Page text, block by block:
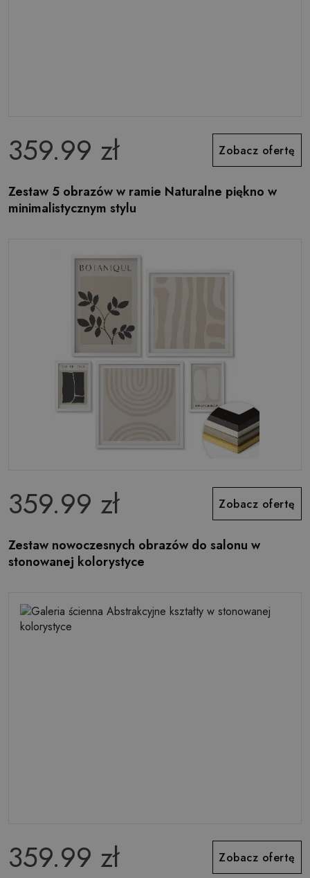
359.99 zł Zobacz ofertę
Zestaw 5 obrazów w ramie Naturalne piękno w
minimalistycznym stylu
359.99 zł Zobacz ofertę
Zestaw nowoczesnych obrazów do salonu w
stonowanej kolorystyce
359.99 zł Zobacz ofertę